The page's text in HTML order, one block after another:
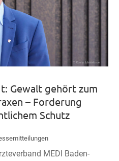
Gewalt gehört zum
– Forderung
Schutz
MEDI Baden-